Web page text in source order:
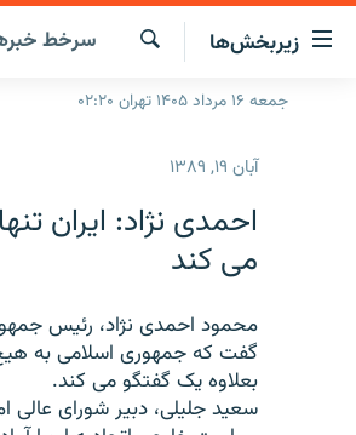
لینک‌های
قابلیت
دسترسی
زیربخش‌ها
صفحه اصلی
انتخاب کنید و بشنوید
برنامه‌های رادیویی
فرکانس‌ها
چندرسانه‌ای
گزارش‌های تصویری
گزارش‌های ویدئویی
جستجو
سرخط‌
جمعه ۱۶ مرداد ۱۴۰۵ تهران ۰۲:۲۰
آبان ۱۹, ۱۳۸۹
می کند
محمود احمدی نژاد، رئیس
گفت که جمهوری اسلامی به
بعلاوه یک گفتگو می کند.
سعید جلیلی، دبیر شورای عالی